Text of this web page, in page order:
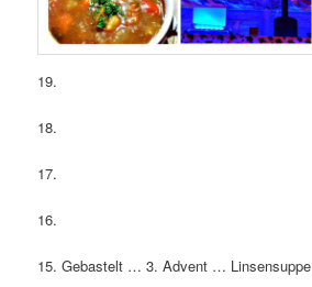
19.
18.
17.
16.
15. Gebastelt … 3. Advent …